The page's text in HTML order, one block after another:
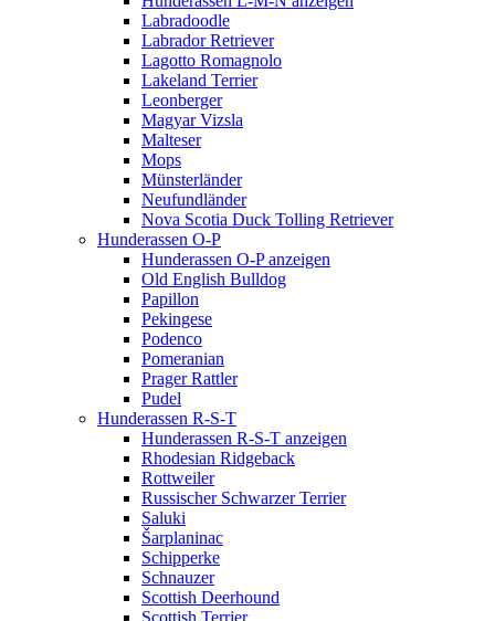
Labradoodle
Labrador Retriever
Lagotto Romagnolo
Lakeland Terrier
Leonberger
Magyar Vizsla
Malteser
Mops
Münsterländer
Neufundländer
Nova Scotia Duck Tolling Retriever
Hunderassen O-P
Hunderassen O-P anzeigen
Old English Bulldog
Papillon
Pekingese
Podenco
Pomeranian
Prager Rattler
Pudel
Hunderassen R-S-T
Hunderassen R-S-T anzeigen
Rhodesian Ridgeback
Rottweiler
Russischer Schwarzer Terrier
Saluki
Šarplaninac
Schipperke
Schnauzer
Scottish Deerhound